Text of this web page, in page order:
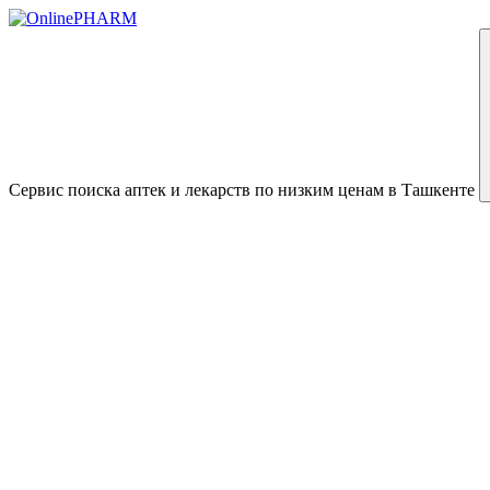
Сервис поиска аптек и лекарств по низким ценам в Ташкенте